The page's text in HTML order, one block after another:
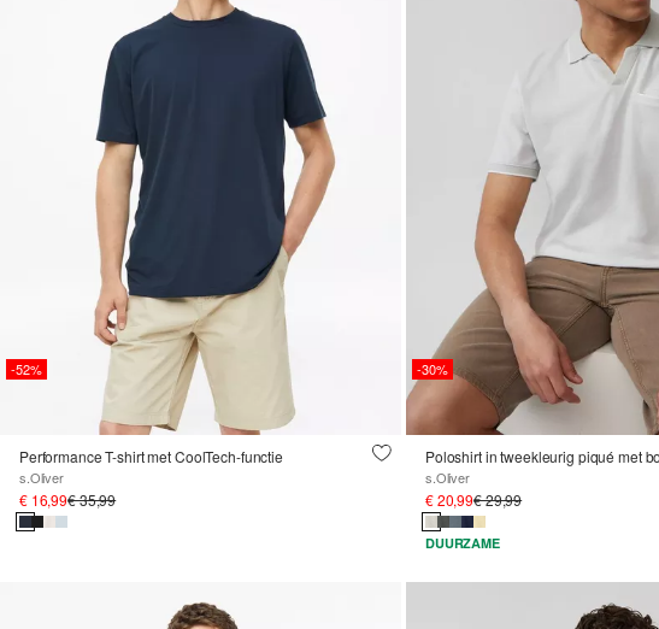
-52%
Performance T-shirt met CoolTech-functie
s.Oliver
€ 16,99€ 35,99
-30%
Poloshirt in tweekleurig piqué met
s.Oliver
€ 20,99€ 29,99
DUURZAME